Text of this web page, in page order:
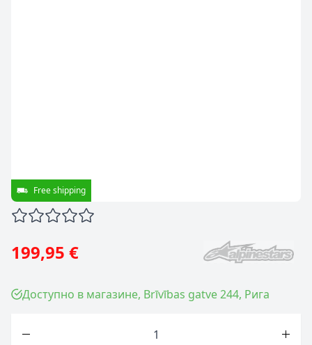
Free shipping
199,95 €
Доступно в магазине, Brīvības gatve 244, Рига